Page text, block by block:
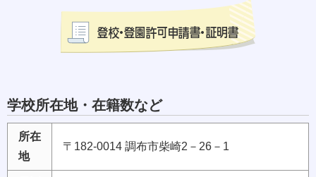
学校所在地・在籍数など
所在
地
〒182-0014 調布市柴崎2－26－1